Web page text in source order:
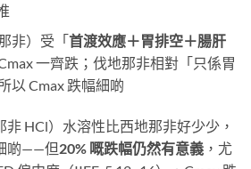
非）受「 首渡效應＋胃排空＋腸肝
一齊跌；伐地那非相對「只係胃
以 Cmax 跌幅細啲
HCl）水溶性比西地那非好少少，
啲——但20% 嘅跌幅仍然有意義 ，尤